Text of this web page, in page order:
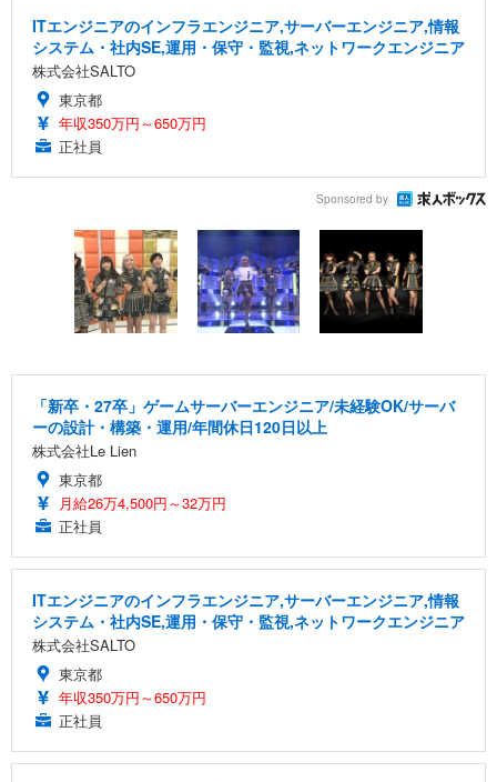
ITエンジニアのインフラエンジニア,サーバーエンジニア,情報
システム・社内SE,運用・保守・監視,ネットワークエンジニア
株式会社SALTO
東京都
年収350万円～650万円
正社員
Sponsored by
「新卒・27卒」ゲームサーバーエンジニア/未経験OK/サーバ
ーの設計・構築・運用/年間休日120日以上
株式会社Le Lien
東京都
月給26万4,500円～32万円
正社員
ITエンジニアのインフラエンジニア,サーバーエンジニア,情報
システム・社内SE,運用・保守・監視,ネットワークエンジニア
株式会社SALTO
東京都
年収350万円～650万円
正社員